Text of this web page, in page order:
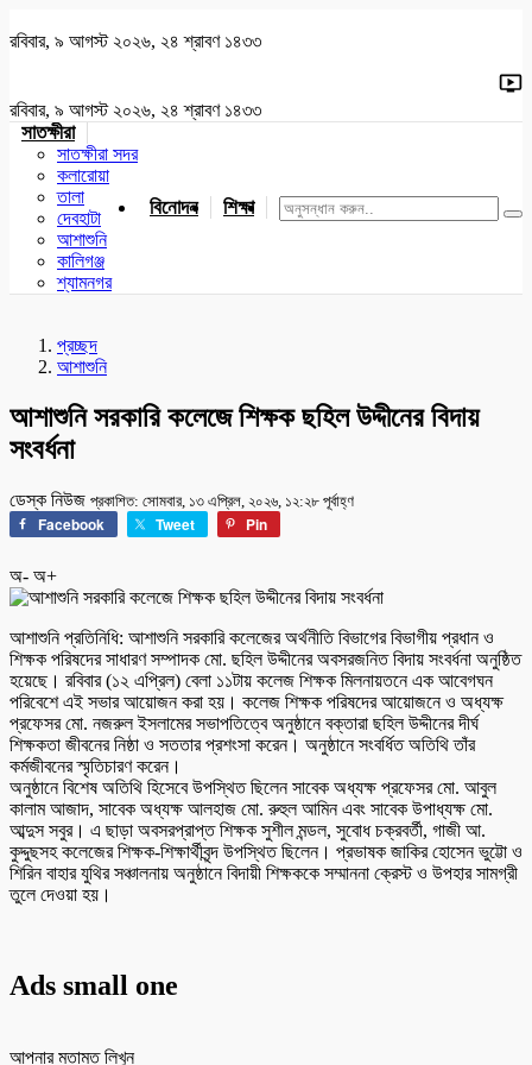
রবিবার, ৯ আগস্ট ২০২৬, ২৪ শ্রাবণ ১৪৩৩
রবিবার, ৯ আগস্ট ২০২৬, ২৪ শ্রাবণ ১৪৩৩
সাতক্ষীরা
সাতক্ষীরা সদর
কলারোয়া
তালা
দেবহাটা
আশাশুনি
কালিগঞ্জ
শ্যামনগর
বিনোদন শিক্ষা খেলাধুলা জাতীয় যশোর
প্রচ্ছদ
আশাশুনি
আশাশুনি সরকারি কলেজে শিক্ষক ছহিল উদ্দীনের বিদায়
সংবর্ধনা
ডেস্ক নিউজ প্রকাশিত: সোমবার, ১৩ এপ্রিল, ২০২৬, ১২:২৮ পূর্বাহ্ণ
Facebook Tweet Pin
অ- অ+
আশাশুনি প্রতিনিধি: আশাশুনি সরকারি কলেজের অর্থনীতি বিভাগের বিভাগীয় প্রধান ও
শিক্ষক পরিষদের সাধারণ সম্পাদক মো. ছহিল উদ্দীনের অবসরজনিত বিদায় সংবর্ধনা অনুষ্ঠিত
হয়েছে। রবিবার (১২ এপ্রিল) বেলা ১১টায় কলেজ শিক্ষক মিলনায়তনে এক আবেগঘন
পরিবেশে এই সভার আয়োজন করা হয়। কলেজ শিক্ষক পরিষদের আয়োজনে ও অধ্যক্ষ
প্রফেসর মো. নজরুল ইসলামের সভাপতিত্বে অনুষ্ঠানে বক্তারা ছহিল উদ্দীনের দীর্ঘ
শিক্ষকতা জীবনের নিষ্ঠা ও সততার প্রশংসা করেন। অনুষ্ঠানে সংবর্ধিত অতিথি তাঁর
কর্মজীবনের স্মৃতিচারণ করেন।
অনুষ্ঠানে বিশেষ অতিথি হিসেবে উপস্থিত ছিলেন সাবেক অধ্যক্ষ প্রফেসর মো. আবুল
কালাম আজাদ, সাবেক অধ্যক্ষ আলহাজ মো. রুহুল আমিন এবং সাবেক উপাধ্যক্ষ মো.
আব্দুস সবুর। এ ছাড়া অবসরপ্রাপ্ত শিক্ষক সুশীল মন্ডল, সুবোধ চক্রবর্তী, গাজী আ.
কুদ্দুছসহ কলেজের শিক্ষক-শিক্ষার্থীবৃন্দ উপস্থিত ছিলেন। প্রভাষক জাকির হোসেন ভুট্টো ও
শিরিন বাহার যুথির সঞ্চালনায় অনুষ্ঠানে বিদায়ী শিক্ষককে সম্মাননা ক্রেস্ট ও উপহার সামগ্রী
তুলে দেওয়া হয়।
Ads small one
আপনার মতামত লিখুন